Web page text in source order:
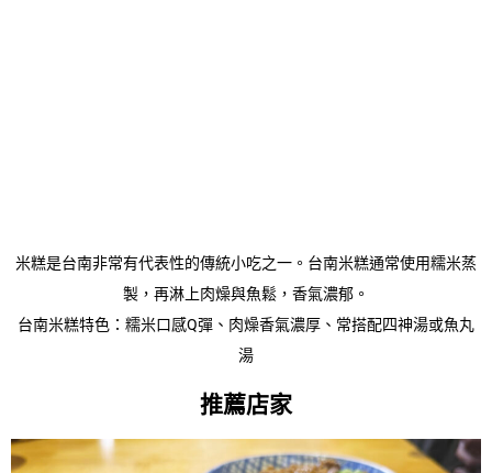
米糕是台南非常有代表性的傳統小吃之一。 台南米糕通常使用糯米蒸
製，再淋上肉燥與魚鬆，香氣濃郁。
台南米糕特色： 糯米口感Q彈 、肉燥香氣濃厚、 常搭配四神湯或魚丸
湯
推薦店家